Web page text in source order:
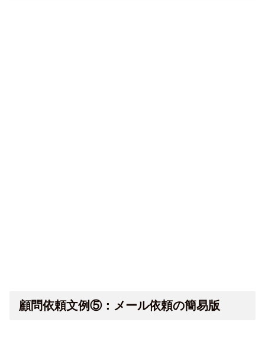
顧問依頼文例⑤：メール依頼の簡易版